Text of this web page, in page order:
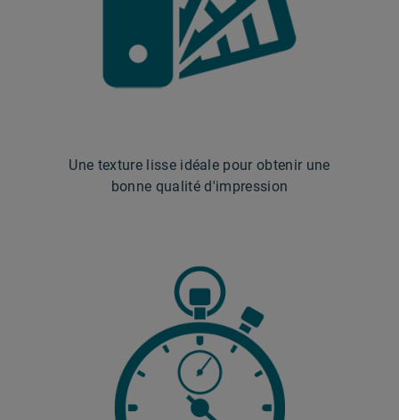
Une texture lisse idéale pour obtenir une
bonne qualité d'impression